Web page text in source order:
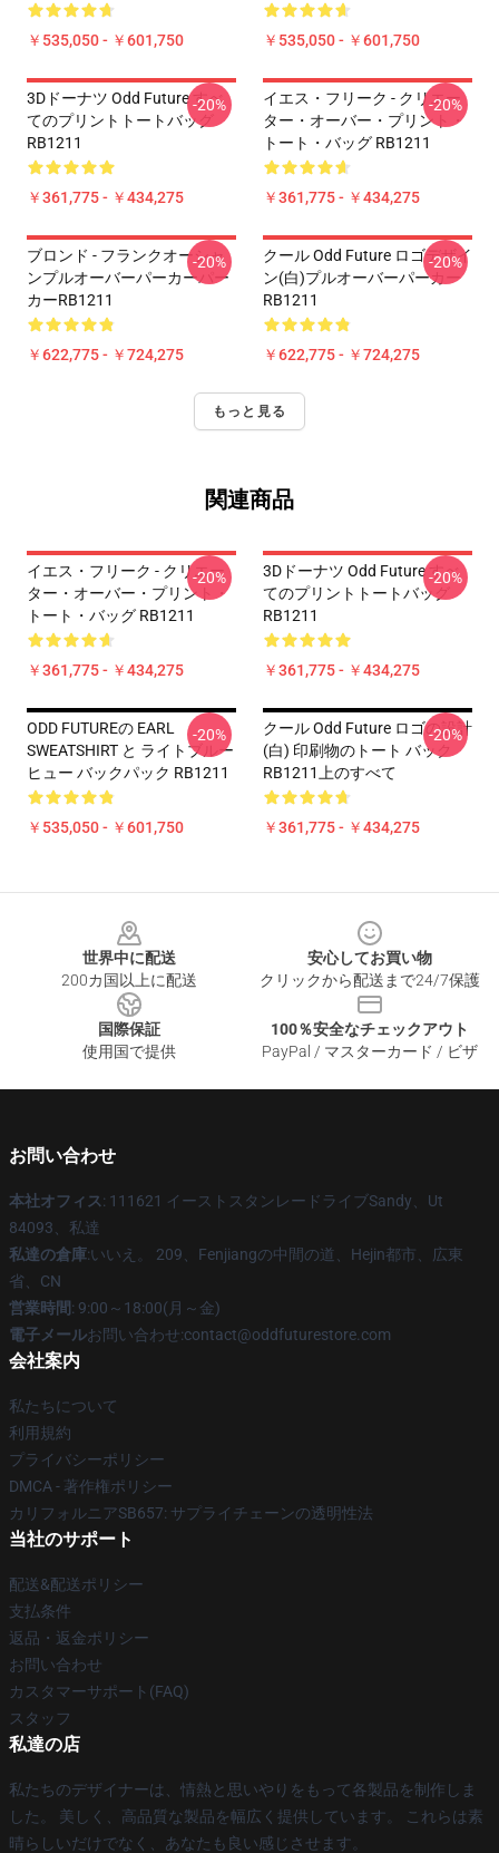
￥535,050 - ￥601,750 ￥535,050 - ￥601,750
3Dドーナツ Odd Future すべ
てのプリントトートバッグ
RB1211
￥361,775 - ￥434,275
-20%
イエス・フリーク - クリエー
ター・オーバー・プリント・
トート・バッグ RB1211
￥361,775 - ￥434,275
-20%
ブロンド - フランクオーシャ
ンプルオーバーパーカーパー
カーRB1211
￥622,775 - ￥724,275
-20%
クール Odd Future ロゴデザイ
ン(白)プルオーバーパーカー
RB1211
￥622,775 - ￥724,275
-20%
もっと見る
関連商品
イエス・フリーク - クリエー
ター・オーバー・プリント・
トート・バッグ RB1211
￥361,775 - ￥434,275
-20%
3Dドーナツ Odd Future すべ
てのプリントトートバッグ
RB1211
￥361,775 - ￥434,275
-20%
ODD FUTUREの EARL
SWEATSHIRT と ライトブルー
ヒュー バックパック RB1211
￥535,050 - ￥601,750
-20%
クール Odd Future ロゴの設計
(白) 印刷物のトート バック
RB1211上のすべて
￥361,775 - ￥434,275
-20%
世界中に配送
200カ国以上に配送
安心してお買い物
クリックから配送まで24/7保護
国際保証
使用国で提供
100％安全なチェックアウト
PayPal / マスターカード / ビザ
お問い合わせ
本社オフィス: 111621 イーストスタンレードライブSandy、Ut
84093、私達
私達の倉庫:いいえ。 209、Fenjiangの中間の道、Hejin都市、広東
省、CN
営業時間: 9:00～18:00(月～金)
電子メールお問い合わせ:contact@oddfuturestore.com
会社案内
私たちについて
利用規約
プライバシーポリシー
DMCA - 著作権ポリシー
カリフォルニアSB657: サプライチェーンの透明性法
当社のサポート
配送&配送ポリシー
支払条件
返品・返金ポリシー
お問い合わせ
カスタマーサポート(FAQ)
スタッフ
私達の店
私たちのデザイナーは、情熱と思いやりをもって各製品を制作しま
した。 美しく、高品質な製品を幅広く提供しています。 これらは素
晴らしいだけでなく、あなたも良い感じさせます。